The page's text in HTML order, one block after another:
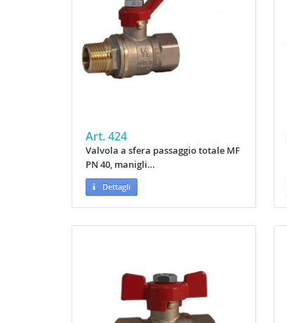
Art. 424
Valvola a sfera passaggio totale MF
PN 40, manigli…
Dettagli